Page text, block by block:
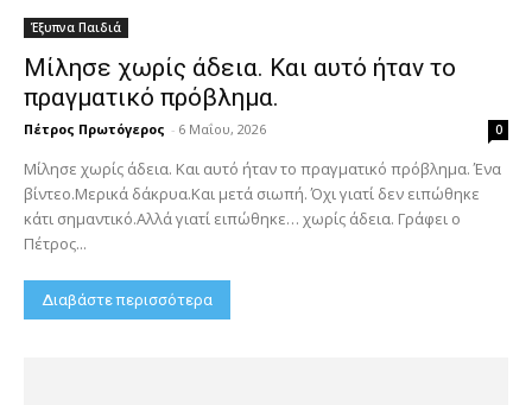
Έξυπνα Παιδιά
Μίλησε χωρίς άδεια. Και αυτό ήταν το
πραγματικό πρόβλημα.
Πέτρος Πρωτόγερος - 6 Μαΐου, 2026 0
Μίλησε χωρίς άδεια. Και αυτό ήταν το πραγματικό πρόβλημα. Ένα
βίντεο.Μερικά δάκρυα.Και μετά σιωπή. Όχι γιατί δεν ειπώθηκε
κάτι σημαντικό.Αλλά γιατί ειπώθηκε… χωρίς άδεια. Γράφει ο
Πέτρος...
Διαβάστε περισσότερα